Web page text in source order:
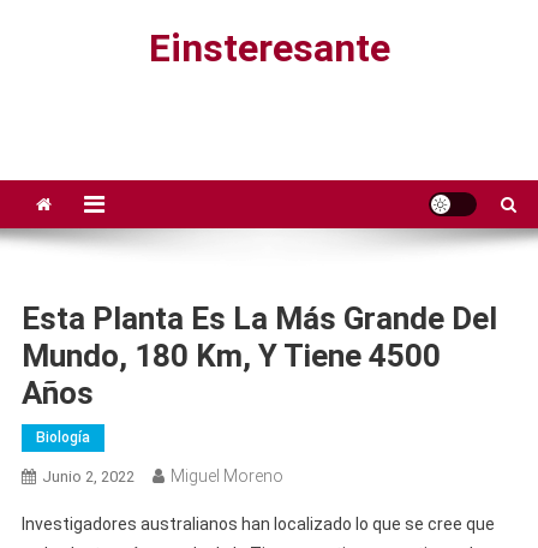
Einsteresante
Esta Planta Es La Más Grande Del
Mundo, 180 Km, Y Tiene 4500
Años
Biología
Junio 2, 2022 Miguel Moreno
Investigadores australianos han localizado lo que se cree que